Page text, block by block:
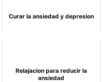
Curar la ansiedad y depresion
Relajacion para reducir la
ansiedad